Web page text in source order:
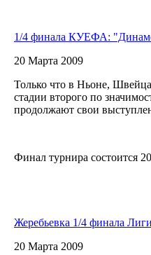
1/4 финала КУЕФА:
20 Марта 2009
Только что в Ньоне,
стадии второго по
продолжают свои
Финал турнира состоится
Жеребьевка 1/4 финала
20 Марта 2009